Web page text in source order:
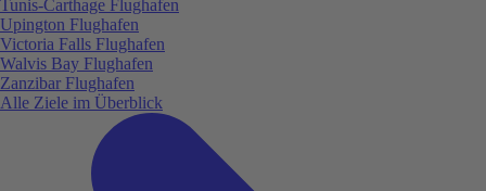
Tunis-Carthage Flughafen
Upington Flughafen
Victoria Falls Flughafen
Walvis Bay Flughafen
Zanzibar Flughafen
Alle Ziele im Überblick